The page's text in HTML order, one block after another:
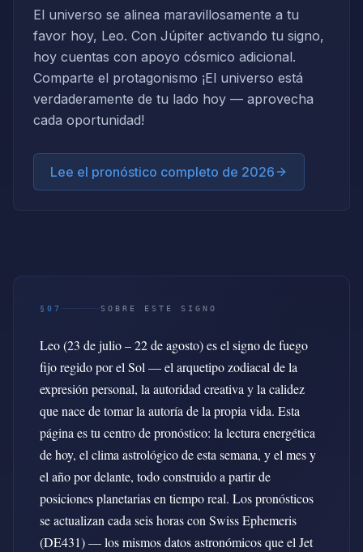
El universo se alinea maravillosamente a tu
favor hoy, Leo. Con Júpiter activando tu signo,
hoy cuentas con apoyo cósmico adicional.
Comparte el protagonismo ¡El universo está
verdaderamente de tu lado hoy — aprovecha
cada oportunidad!
Lee el pronóstico completo de 2026
§07 SOBRE ESTE SIGNO
Leo (23 de julio – 22 de agosto) es el signo de fuego
fijo regido por el Sol — el arquetipo zodiacal de la
expresión personal, la autoridad creativa y la calidez
que nace de tomar la autoría de la propia vida. Esta
página es tu centro de pronóstico: la lectura energética
de hoy, el clima astrológico de esta semana, y el mes y
el año por delante, todo construido a partir de
posiciones planetarias en tiempo real. Los pronósticos
se actualizan cada seis horas con Swiss Ephemeris
(DE431) — los mismos datos astronómicos que el Jet